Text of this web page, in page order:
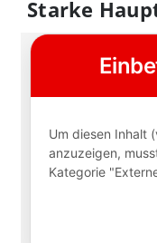
Starke